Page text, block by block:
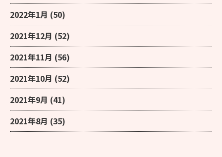
2022年1月 (50)
2021年12月 (52)
2021年11月 (56)
2021年10月 (52)
2021年9月 (41)
2021年8月 (35)